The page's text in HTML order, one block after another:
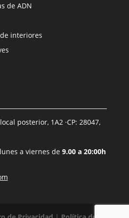
de ADN
interiores
posterior, 1A2 ·CP: 28047,
a viernes de 9.00 a 20:00h